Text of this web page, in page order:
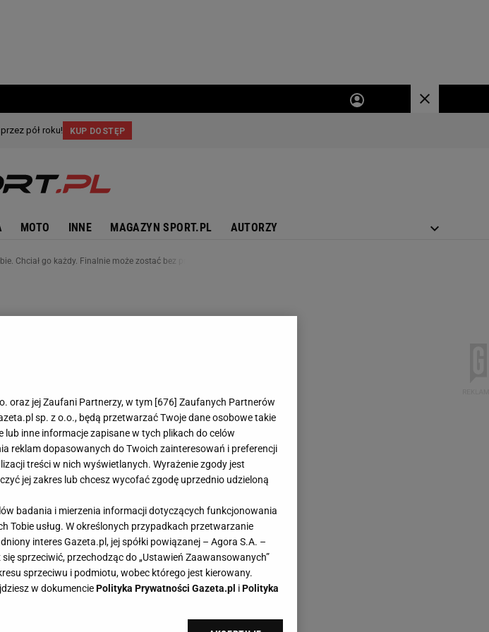
MOTO INNE MAGAZYN SPORT.PL AUTORZY
Chciał go każdy. Finalnie może zostać bez pracy
oraz jej Zaufani Partnerzy, w tym [676] Zaufanych Partnerów
sp. z o.o., będą przetwarzać Twoje dane osobowe takie
lub inne informacje zapisane w tych plikach do celów
reklam dopasowanych do Twoich zainteresowań i preferencji
treści w nich wyświetlanych. Wyrażenie zgody jest
jej zakres lub chcesz wycofać zgodę uprzednio udzieloną
badania i mierzenia informacji dotyczących funkcjonowania
Tobie usług. W określonych przypadkach przetwarzanie
interes Gazeta.pl, jej spółki powiązanej – Agora S.A. –
sprzeciwić, przechodząc do „Ustawień Zaawansowanych”
sprzeciwu i podmiotu, wobec którego jest kierowany.
w dokumenciePolityka Prywatności Gazeta.pl iPolityka